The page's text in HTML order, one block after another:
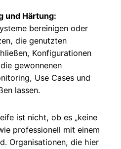
und Härtung:
bereinigen oder
die genutzten
Konfigurationen
gewonnenen
Use Cases und
lassen.
ist nicht, ob es „keine
professionell mit einem
Organisationen, die hier